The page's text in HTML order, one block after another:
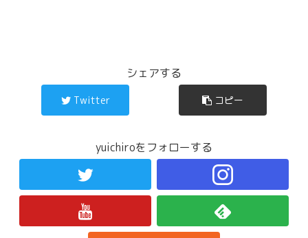
シェアする
Twitter コピー
yuichiroをフォローする